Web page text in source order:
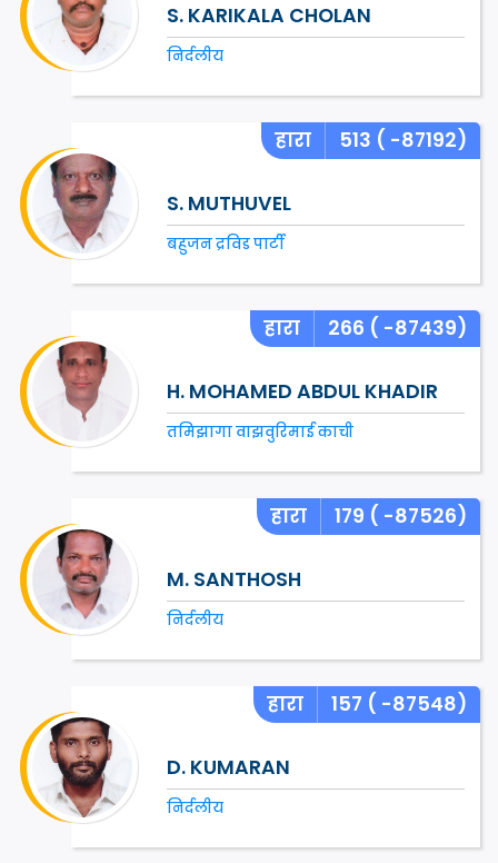
S. KARIKALA CHOLAN
निर्दलीय
हारा 513 ( -87192)
S. MUTHUVEL
बहुजन द्रविड पार्टी
हारा 266 ( -87439)
H. MOHAMED ABDUL KHADIR
तमिझागा वाझवुरिमाई काची
हारा 179 ( -87526)
M. SANTHOSH
निर्दलीय
हारा 157 ( -87548)
D. KUMARAN
निर्दलीय